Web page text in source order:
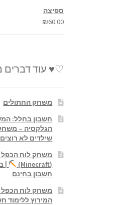
ספיצה
₪60.00
♡♥ עוד דברים
משחק החתולים
חשבון בחלל:
הגלקסיה –
שילדים לא
משחק לוח הכפל
(Minecraft)
|
חשבון בחינם
משחק לוח הכפל
המירוץ ללימוד